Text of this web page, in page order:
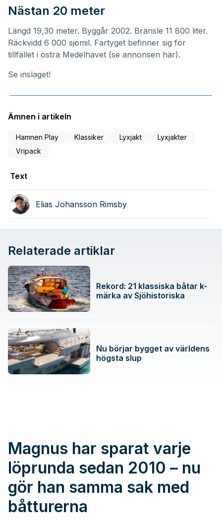
Nästan 20 meter
Längd 19,30 meter. Byggår 2002. Bränsle 11 800 liter.
Räckvidd 6 000 sjömil. Fartyget befinner sig för
tillfället i östra Medelhavet (se annonsen här).
Se inslaget!
Ämnen i artikeln
Hamnen Play Klassiker Lyxjakt
Lyxjakter
Vripack
Text
Elias Johansson Rimsby
Relaterade artiklar
Rekord: 21 klassiska båtar k-
märka av Sjöhistoriska
Nu börjar bygget av världens
högsta slup
Magnus har sparat varje
löprunda sedan 2010 – nu
gör han samma sak med
båtturerna